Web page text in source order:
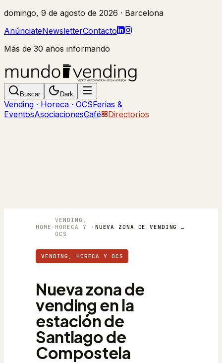
domingo, 9 de agosto de 2026 · Barcelona
AnúnciateNewsletterContacto
Más de 30 años informando
Buscar Dark
Vending · Horeca · OCSFerias &
EventosAsociacionesCafé Directorios
HOME ·
VENDING,
HORECA Y
OCS
· NUEVA ZONA DE VENDING EN LA ESTACIÓN DE SANTIAGO DE COMPOSTELA
VENDING, HORECA Y OCS
Nueva zona de
vending en la
estación de
Santiago de
Compostela